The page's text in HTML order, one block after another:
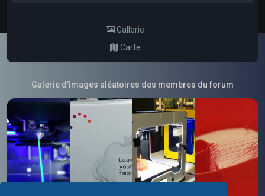
Gallerie
Carte
Galerie d'images aléatoires des membres du forum